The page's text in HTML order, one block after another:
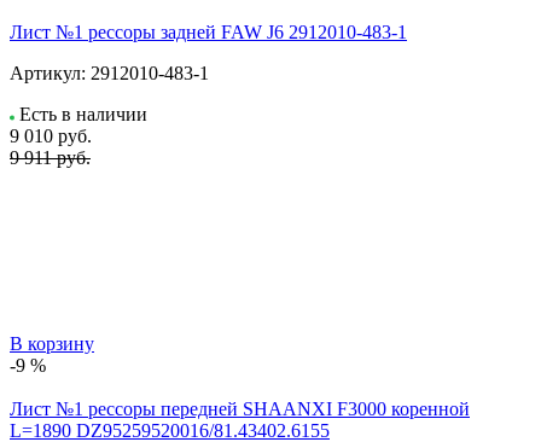
Лист №1 рессоры задней FAW J6 2912010-483-1
Артикул: 2912010-483-1
Есть в наличии
9 010 руб.
9 911 руб.
В корзину
-9 %
Лист №1 рессоры передней SHAANXI F3000 коренной
L=1890 DZ95259520016/81.43402.6155